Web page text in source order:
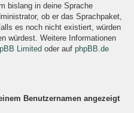
bislang in deine Sprache
ob er das Sprachpaket,
es noch nicht existiert, würden
würdest. Weitere Informationen
Limited oder auf phpBB.de
Benutzernamen angezeigt